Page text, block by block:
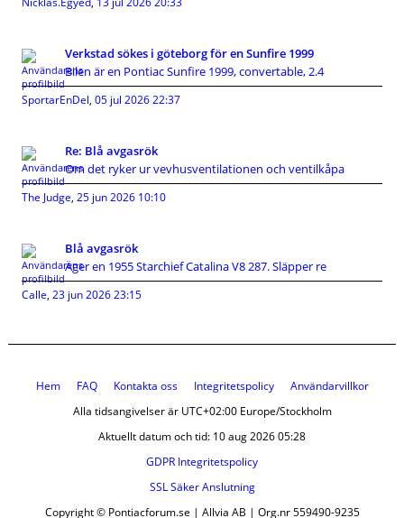
Verkstad sökes i göteborg för en Sunfire 1999
Bilen är en Pontiac Sunfire 1999, convertable, 2.4
SportarEnDel, 05 jul 2026 22:37
Re: Blå avgasrök
Om det ryker ur vevhusventilationen och ventilkåpa
The Judge, 25 jun 2026 10:10
Blå avgasrök
Äger en 1955 Starchief Catalina V8 287. Släpper re
Calle, 23 jun 2026 23:15
Hem FAQ Kontakta oss Integritetspolicy
Användarvillkor
Alla tidsangivelser är UTC+02:00 Europe/Stockholm
Aktuellt datum och tid: 10 aug 2026 05:28
GDPR Integritetspolicy
SSL Säker Anslutning
Copyright © Pontiacforum.se | Allvia AB | Org.nr 559490-9235